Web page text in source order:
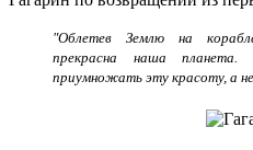
"Облетев Землю на
прекрасна наша
приумножать эту красоту, а